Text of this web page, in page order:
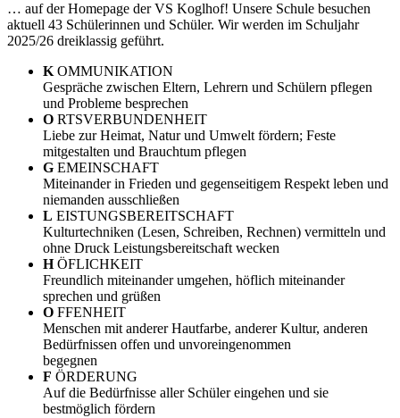
… auf der Homepage der VS Koglhof! Unsere Schule besuchen
aktuell 43 Schülerinnen und Schüler. Wir werden im Schuljahr
2025/26 dreiklassig geführt.
K OMMUNIKATION
Gespräche zwischen Eltern, Lehrern und Schülern pflegen
und Probleme besprechen
O RTSVERBUNDENHEIT
Liebe zur Heimat, Natur und Umwelt fördern; Feste
mitgestalten und Brauchtum pflegen
G EMEINSCHAFT
Miteinander in Frieden und gegenseitigem Respekt leben und
niemanden ausschließen
L EISTUNGSBEREITSCHAFT
Kulturtechniken (Lesen, Schreiben, Rechnen) vermitteln und
ohne Druck Leistungsbereitschaft wecken
HÖFLICHKEIT
Freundlich miteinander umgehen, höflich miteinander
sprechen und grüßen
O FFENHEIT
Menschen mit anderer Hautfarbe, anderer Kultur, anderen
Bedürfnissen offen und unvoreingenommen
begegnen
F ÖRDERUNG
Auf die Bedürfnisse aller Schüler eingehen und sie
bestmöglich fördern